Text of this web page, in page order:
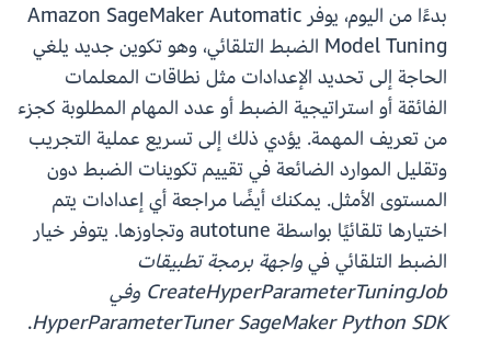
بدءًا من اليوم، يوفر Amazon SageMaker Automatic
Model Tuning الضبط التلقائي، وهو تكوين جديد يلغي
الحاجة إلى تحديد الإعدادات مثل نطاقات المعلمات
الفائقة أو استراتيجية الضبط أو عدد المهام المطلوبة كجزء
من تعريف المهمة. يؤدي ذلك إلى تسريع عملية التجريب
وتقليل الموارد الضائعة في تقييم تكوينات الضبط دون
المستوى الأمثل. يمكنك أيضًا مراجعة أي إعدادات يتم
اختيارها تلقائيًا بواسطة autotune وتجاوزها. يتوفر خيار
الضبط التلقائي فيواجهة برمجة تطبيقات
CreateHyperParameterTuningJob وفي
HyperParameterTuner SageMaker Python SDK
.